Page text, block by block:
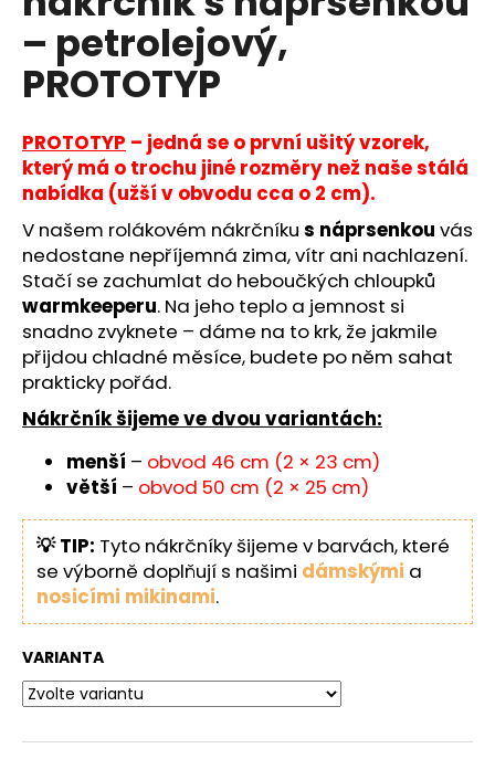
hvězdiček.
– petrolejový,
PROTOTYP
PROTOTYP – jedná se o první ušitý vzorek,
který má o trochu jiné rozměry než naše stálá
nabídka (užší v obvodu cca o 2 cm).
V našem rolákovém nákrčníku s náprsenkou vás
nedostane nepříjemná zima, vítr ani nachlazení.
Stačí se zachumlat do heboučkých chloupků
warmkeeperu. Na jeho teplo a jemnost si
snadno zvyknete – dáme na to krk, že jakmile
přijdou chladné měsíce, budete po něm sahat
prakticky pořád.
Nákrčník šijeme ve dvou variantách:
menší – obvod 46 cm (2 × 23 cm)
větší – obvod 50 cm (2 × 25 cm)
💡 TIP: Tyto nákrčníky šijeme v barvách, které
se výborně doplňují s našimi dámskými a
nosicími mikinami.
VARIANTA
j
e
m